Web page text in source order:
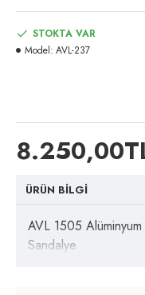
STOKTA VAR
Model: AVL-237
ÜRÜN BILGI
AVL 1505
Sandalye